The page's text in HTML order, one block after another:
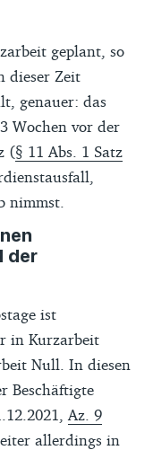
geplant, so
dieser Zeit
genauer: das
Wochen vor der
(§ 11 Abs. 1 Satz
nimmst.
der
ist
in Kurzarbeit
Null. In diesen
Beschäftigte
Az. 9
allerdings in